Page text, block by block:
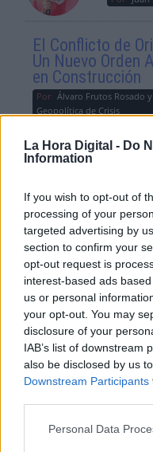
La Hora Digital - Do
Information
If you wish to opt-out of
processing of your
targeted advertising by
section to confirm your
opt-out request is
interest-based ads
us or personal
your opt-out. You may
disclosure of your
IAB’s list of downstream
also be disclosed by us
Downstream Participants
Personal Data
El Conflicto de
Un Nuevo Orden
en Construcción
Por Álvaro Frutos Rosado
Geopolítica de Crisis
Clara
mi pesadilla
María Pérez Herrero
OPINIONES PLURALES |